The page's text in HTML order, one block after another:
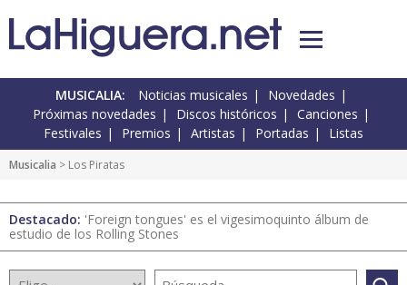
MUSICALIA: Noticias musicales
Novedades
Próximas novedades
Discos históricos
Canciones
Festivales
Premios Artistas Portadas Listas
Musicalia > Los Piratas
Destacado: 'Foreign tongues' es el vigesimoquinto álbum de
estudio de los Rolling Stones